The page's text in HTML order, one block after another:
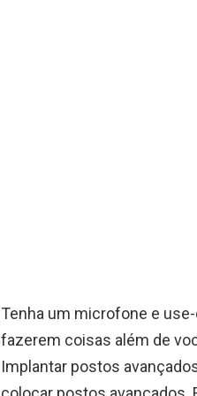
Tenha um microfone e
fazerem coisas além de
Implantar postos